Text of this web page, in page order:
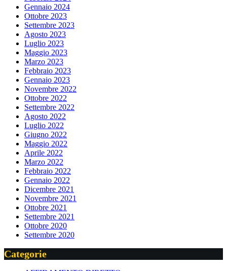
Gennaio 2024
Ottobre 2023
Settembre 2023
Agosto 2023
Luglio 2023
Maggio 2023
Marzo 2023
Febbraio 2023
Gennaio 2023
Novembre 2022
Ottobre 2022
Settembre 2022
Agosto 2022
Luglio 2022
Giugno 2022
Maggio 2022
Aprile 2022
Marzo 2022
Febbraio 2022
Gennaio 2022
Dicembre 2021
Novembre 2021
Ottobre 2021
Settembre 2021
Ottobre 2020
Settembre 2020
Categorie